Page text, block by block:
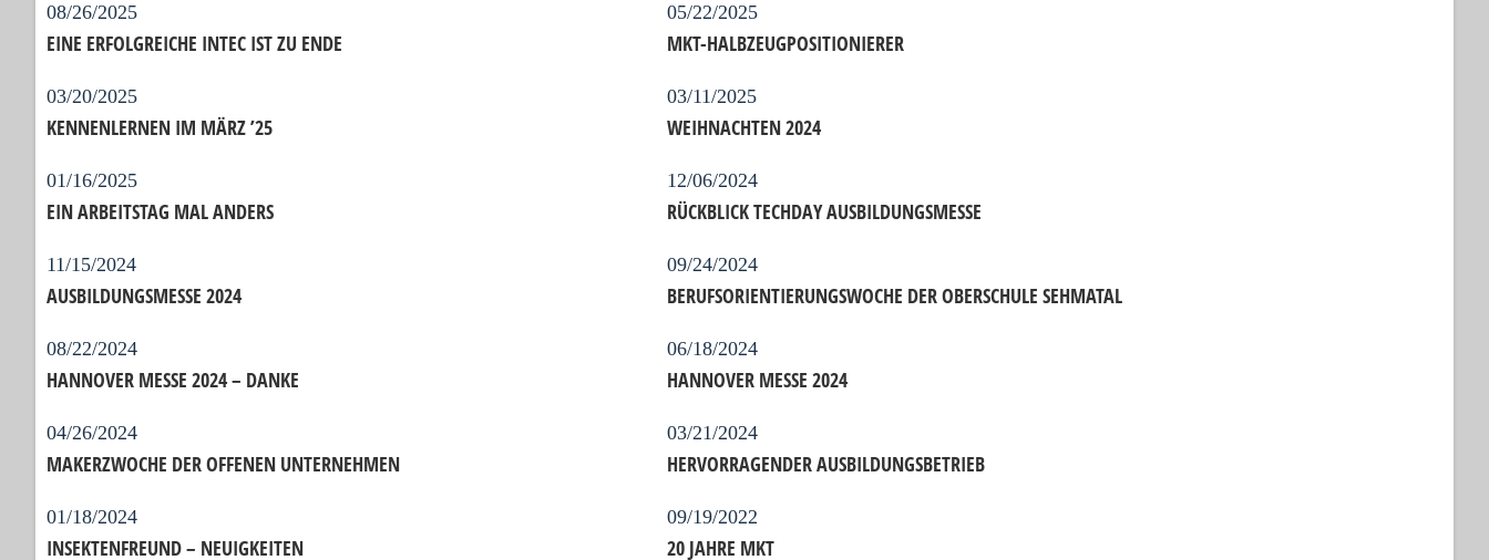
08/26/2025 05/22/2025
EINE ERFOLGREICHE INTEC IST ZU ENDE
03/20/2025
MKT-HALBZEUGPOSITIONIERER
03/11/2025
KENNENLERNEN IM MÄRZ ’25
01/16/2025
WEIHNACHTEN 2024
12/06/2024
EIN ARBEITSTAG MAL ANDERS
11/15/2024
RÜCKBLICK TECHDAY AUSBILDUNGSMESSE
09/24/2024
AUSBILDUNGSMESSE 2024
08/22/2024
BERUFSORIENTIERUNGSWOCHE DER OBERSCHULE SEHMATAL
06/18/2024
HANNOVER MESSE 2024 – DANKE
04/26/2024
HANNOVER MESSE 2024
03/21/2024
MAKERZWOCHE DER OFFENEN UNTERNEHMEN
01/18/2024
HERVORRAGENDER AUSBILDUNGSBETRIEB
09/19/2022
INSEKTENFREUND – NEUIGKEITEN 20 JAHRE MKT